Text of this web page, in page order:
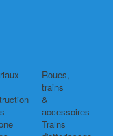
Roues,
trains
&
accessoires
Trains